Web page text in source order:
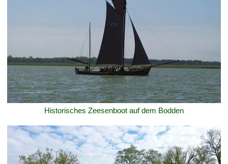
Historisches Zeesenboot auf dem Bodden